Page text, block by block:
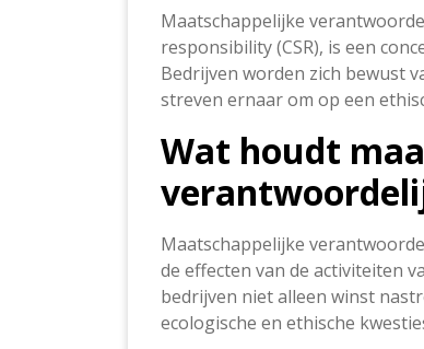
Maatschappelijke
responsibility (CSR), is een
Bedrijven worden zich bewust
streven ernaar om op een
Wat houdt
Maatschappelijke
de effecten van de activiteiten
bedrijven niet alleen winst
ecologische en ethische